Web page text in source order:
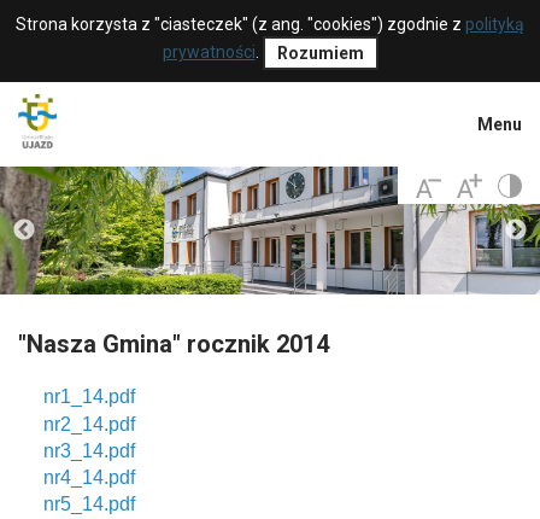
Strona korzysta z "ciasteczek" (z ang. "cookies") zgodnie z polityką
prywatności
Rozumiem
Menu
"Nasza Gmina" rocznik 2014
nr1_14.pdf
nr2_14.pdf
nr3_14.pdf
nr4_14.pdf
nr5_14.pdf